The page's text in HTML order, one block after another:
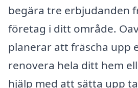
begära tre erbjudanden
företag i ditt område.
planerar att fräscha upp
renovera hela ditt hem
hjälp med att sätta upp